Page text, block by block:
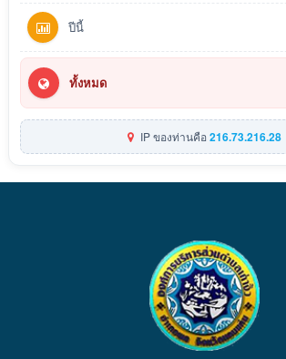
ปีนี้
ทั้งหมด
IP ของท่านคือ216.73.216.28